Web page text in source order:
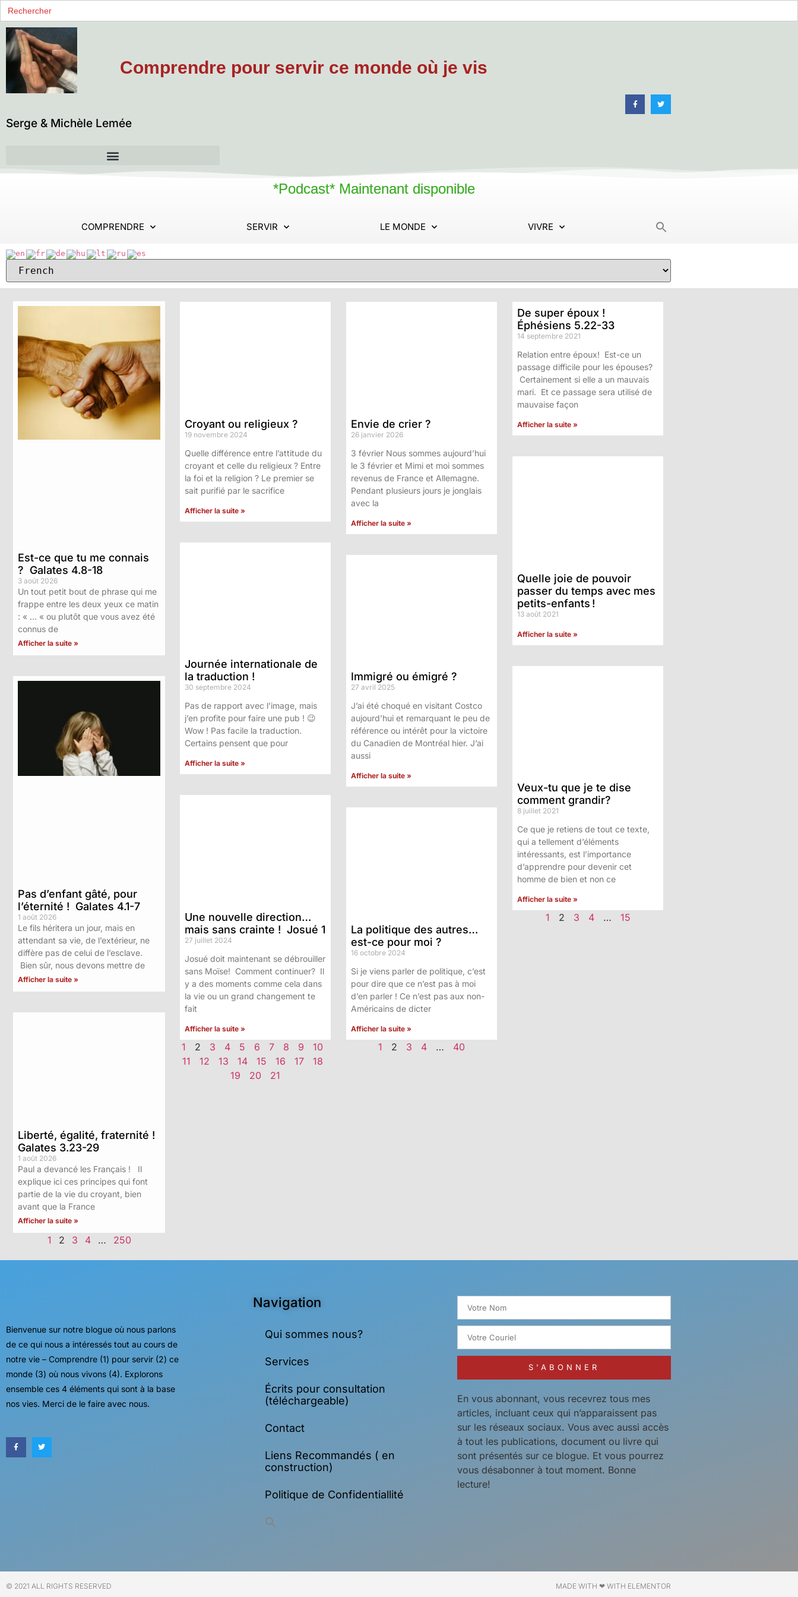
Search
for:
Serge & Michèle Lemée
Comprendre pour servir ce monde où je vis
*Podcast* Maintenant disponible
COMPRENDRE SERVIR LE MONDE VIVRE
Est-ce que tu me connais
? Galates 4.8-18
3 août 2026
Un tout petit bout de phrase qui me
frappe entre les deux yeux ce matin
: « … « ou plutôt que vous avez été
connus de
Afficher la suite »
Pas d’enfant gâté, pour
l’éternité ! Galates 4.1-7
1 août 2026
Le fils héritera un jour, mais en
attendant sa vie, de l’extérieur, ne
diffère pas de celui de l’esclave.
Bien sûr, nous devons mettre de
Afficher la suite »
Liberté, égalité, fraternité !
Galates 3.23-29
1 août 2026
Paul a devancé les Français ! Il
explique ici ces principes qui font
partie de la vie du croyant, bien
avant que la France
Afficher la suite »
1 2 3 4 … 250
Croyant ou religieux ?
19 novembre 2024
Quelle différence entre l’attitude du
croyant et celle du religieux ? Entre
la foi et la religion ? Le premier se
sait purifié par le sacrifice
Afficher la suite »
Journée internationale de
la traduction !
30 septembre 2024
Pas de rapport avec l’image, mais
j’en profite pour faire une pub ! 😉
Wow ! Pas facile la traduction.
Certains pensent que pour
Afficher la suite »
Une nouvelle direction…
mais sans crainte ! Josué 1
27 juillet 2024
Josué doit maintenant se débrouiller
sans Moïse! Comment continuer? Il
y a des moments comme cela dans
la vie ou un grand changement te
fait
Afficher la suite »
1 2 3 4 5 6 7 8 9
10
11
12 13 14 15 16 17
18
19
20 21
Envie de crier ?
26 janvier 2026
3 février Nous sommes aujourd’hui
le 3 février et Mimi et moi sommes
revenus de France et Allemagne.
Pendant plusieurs jours je jonglais
avec la
Afficher la suite »
Immigré ou émigré ?
27 avril 2025
J’ai été choqué en visitant Costco
aujourd’hui et remarquant le peu de
référence ou intérêt pour la victoire
du Canadien de Montréal hier. J’ai
aussi
Afficher la suite »
La politique des autres…
est-ce pour moi ?
16 octobre 2024
Si je viens parler de politique, c’est
pour dire que ce n’est pas à moi
d’en parler ! Ce n’est pas aux non-
Américains de dicter
Afficher la suite »
1 2 3 4 … 40
De super époux !
Éphésiens 5.22-33
14 septembre 2021
Relation entre époux! Est-ce un
passage difficile pour les épouses?
Certainement si elle a un mauvais
mari. Et ce passage sera utilisé de
mauvaise façon
Afficher la suite »
Quelle joie de pouvoir
passer du temps avec mes
petits-enfants !
13 août 2021
Afficher la suite »
Veux-tu que je te dise
comment grandir?
8 juillet 2021
Ce que je retiens de tout ce texte,
qui a tellement d’éléments
intéressants, est l’importance
d’apprendre pour devenir cet
homme de bien et non ce
Afficher la suite »
1 2 3 4 … 15
Bienvenue sur notre blogue où nous parlons
de ce qui nous a intéressés tout au cours de
notre vie – Comprendre (1) pour servir (2) ce
monde (3) où nous vivons (4). Explorons
ensemble ces 4 éléments qui sont à la base
nos vies. Merci de le faire avec nous.
Navigation
Qui sommes nous?
Services
Écrits pour consultation
(téléchargeable)
Contact
Liens Recommandés ( en
construction)
Politique de Confidentiallité
S'ABONNER
En vous abonnant, vous recevrez tous mes
articles, incluant ceux qui n’apparaissent pas
sur les réseaux sociaux. Vous avec aussi accès
à tout les publications, document ou livre qui
sont présentés sur ce blogue. Et vous pourrez
vous désabonner à tout moment. Bonne
lecture!
© 2021 ALL RIGHTS RESERVED​ MADE WITH ❤ WITH ELEMENTOR​